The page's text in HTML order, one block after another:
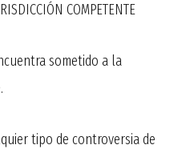
COMPETENTE
sometido a la
tipo de controversia de